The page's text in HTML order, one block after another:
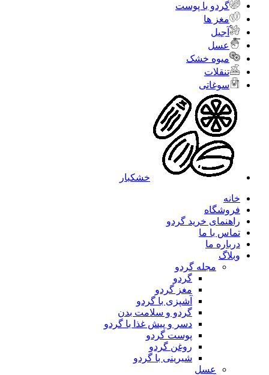
گردو با پوست
مغز ها
آجیل
عسل
میوه خشک
تنقلات
سوغاتی
خشکبار
خانه
فروشگاه
راهنمای خرید گردو
تماس با ما
درباره ما
وبلاگ
مجله گردو
گردو
مغز گردو
آشپزی با گردو
گردو و سلامت بدن
دسر و پیش غذا با گردو
پوست گردو
روغن گردو
شیرینی با گردو
عسل